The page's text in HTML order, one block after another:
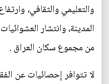
والتعليمي والثقافي،
من مجموع سكان العراق .
لا تتوافر إحصائيات عن